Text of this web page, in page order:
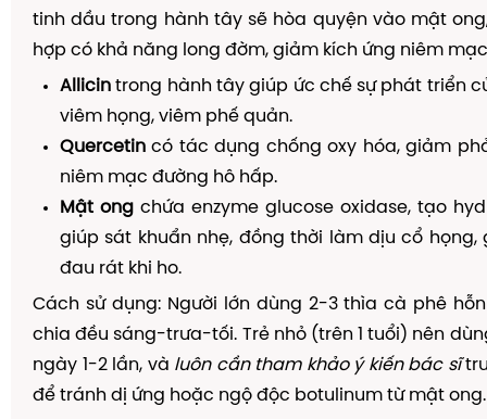
tinh dầu trong hành tây sẽ hòa quyện vào mật
hợp có khả năng long đờm, giảm kích ứng niêm
Allicin trong hành tây giúp ức chế sự phát triển
viêm họng, viêm phế quản.
Quercetin có tác dụng chống oxy hóa, giảm
niêm mạc đường hô hấp.
Mật ong chứa enzyme glucose oxidase, tạo
giúp sát khuẩn nhẹ, đồng thời làm dịu cổ
đau rát khi ho.
Cách sử dụng: Người lớn dùng 2-3 thìa cà phê
chia đều sáng-trưa-tối. Trẻ nhỏ (trên 1 tuổi) nên
ngày 1-2 lần, và luôn cần tham khảo ý kiến bác sĩ
để tránh dị ứng hoặc ngộ độc botulinum từ mật ong.